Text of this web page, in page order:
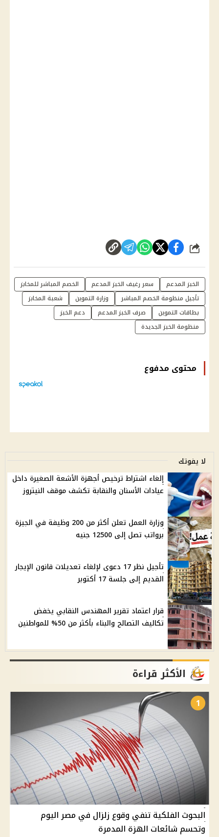
شارك
الخبز المدعم سعر رغيف الخبز المدعم
الخصم المباشر للمخابز
تأجيل منظومة الخصم المباشر
وزارة التموين
شعبة المخابز
بطاقات التموين
صرف الخبز المدعم
دعم الخبز
منظومة الخبز الجديدة
محتوى مدفوع
لا يفوتك
إلغاء اشتراط ترخيص أجهزة الأشعة الصغيرة داخل
عيادات الأسنان والنقابة تكشف موقف النيتروز
وزارة العمل تعلن أكثر من 200 وظيفة في الجيزة
برواتب تصل إلى 12500 جنيه
تأجيل نظر 17 دعوى لإلغاء تعديلات قانون الإيجار
القديم إلى جلسة 17 أكتوبر
قرار اعتماد تقرير المهندس النقابي يخفض
تكاليف التصالح والبناء بأكثر من 50% للمواطنين
الأكثر قراءة
1
البحوث الفلكية تنفي وقوع زلزال في مصر اليوم
وتحسم شائعات الهزة المدمرة